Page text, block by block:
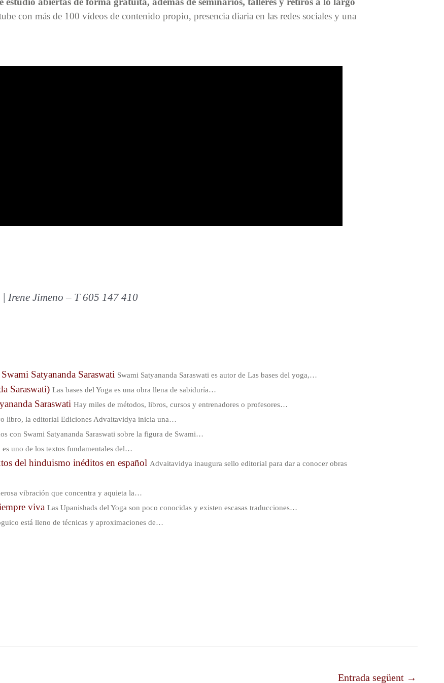
con más de 100 vídeos de contenido propio, presencia diaria en las redes sociales y una
Irene Jimeno – T 605 147 410
Satyananda Saraswati Swami Satyananda Saraswati es autor de Las bases del yoga,…
Saraswati) Las bases del Yoga es una obra llena de sabiduría…
Saraswati Hay miles de métodos, libros, cursos y entrenadores o profesores…
libro, la editorial Ediciones Advaitavidya inicia una…
con Swami Satyananda Saraswati sobre la figura de Swami…
es uno de los textos fundamentales del…
del hinduismo inéditos en español Advaitavidya inaugura sello editorial para dar a conocer obras
vibración que concentra y aquieta la…
viva Las Upanishads del Yoga son poco conocidas y existen escasas traducciones…
está lleno de técnicas y aproximaciones de…
Entrada següent →